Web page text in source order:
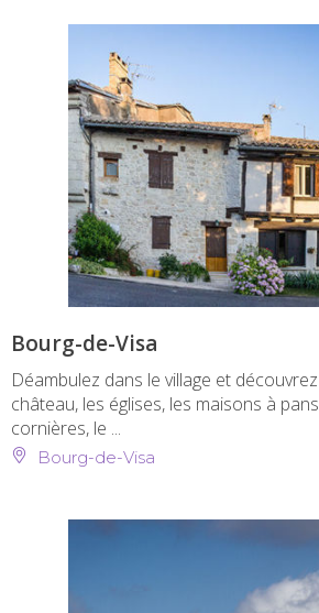
Bourg-de-Visa
Déambulez dans le village et
château, les églises, les maisons à
cornières, le ...
Bourg-de-Visa